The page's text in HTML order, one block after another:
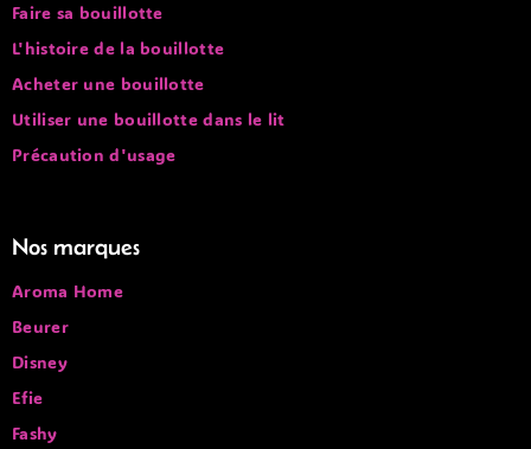
Faire sa bouillotte
L'histoire de la bouillotte
Acheter une bouillotte
Utiliser une bouillotte dans le lit
Précaution d'usage
Nos marques
Aroma Home
Beurer
Disney
Efie
Fashy